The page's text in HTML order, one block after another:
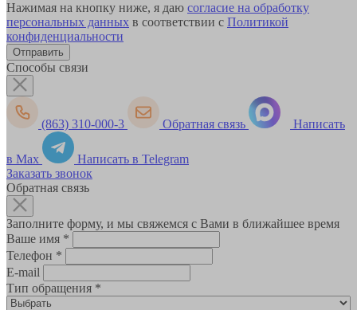
Нажимая на кнопку ниже, я даю согласие на обработку
персональных данных в соответствии с Политикой
конфиденциальности
Способы связи
(863) 310-000-3 Обратная связь Написать
в Max
Написать в Telegram
Заказать звонок
Обратная связь
Заполните форму, и мы свяжемся с Вами в ближайшее время
Ваше имя *
Телефон *
E-mail
Тип обращения *